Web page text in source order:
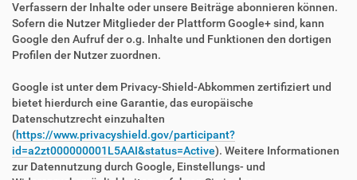
Verfassern der Inhalte oder unsere Beiträge abonnieren können.
Sofern die Nutzer Mitglieder der Plattform Google+ sind, kann
Google den Aufruf der o.g. Inhalte und Funktionen den dortigen
Profilen der Nutzer zuordnen.
Google ist unter dem Privacy-Shield-Abkommen zertifiziert und
bietet hierdurch eine Garantie, das europäische
Datenschutzrecht einzuhalten
(https://www.privacyshield.gov/participant?
id=a2zt000000001L5AAI&status=Active). Weitere Informationen
zur Datennutzung durch Google, Einstellungs- und